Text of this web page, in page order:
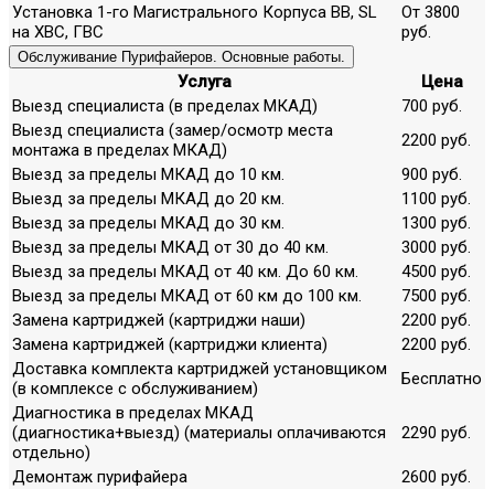
Установка 1-го Магистрального Корпуса ВВ, SL
на ХВС, ГВС
От 3800
руб.
Обслуживание Пурифайеров. Основные работы.
Услуга
Цена
Выезд специалиста (в пределах МКАД)
700 руб.
Выезд специалиста (замер/осмотр места
монтажа в пределах МКАД)
2200 руб.
Выезд за пределы МКАД до 10 км.
900 руб.
Выезд за пределы МКАД до 20 км.
1100 руб.
Выезд за пределы МКАД до 30 км.
1300 руб.
Выезд за пределы МКАД от 30 до 40 км.
3000 руб.
Выезд за пределы МКАД от 40 км. До 60 км.
4500 руб.
Выезд за пределы МКАД от 60 км до 100 км.
7500 руб.
Замена картриджей (картриджи наши)
2200 руб.
Замена картриджей (картриджи клиента)
2200 руб.
Доставка комплекта картриджей установщиком
(в комплексе с обслуживанием)
Бесплатно
Диагностика в пределах МКАД
(диагностика+выезд) (материалы оплачиваются
отдельно)
2290 руб.
Демонтаж пурифайера
2600 руб.